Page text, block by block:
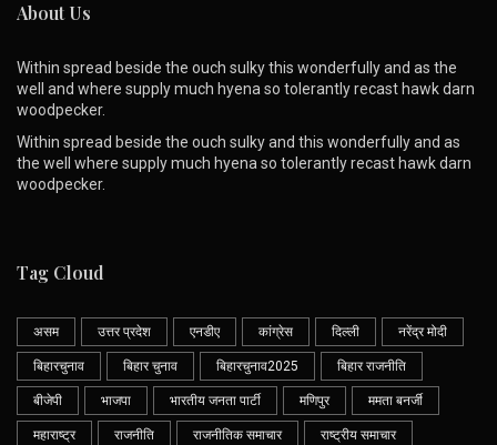
About Us
Within spread beside the ouch sulky this wonderfully and as the
well and where supply much hyena so tolerantly recast hawk darn
woodpecker.
Within spread beside the ouch sulky and this wonderfully and as
the well where supply much hyena so tolerantly recast hawk darn
woodpecker.
Tag Cloud
असम उत्तर प्रदेश एनडीए कांग्रेस दिल्ली नरेंद्र मोदी
बिहारचुनाव बिहार चुनाव बिहारचुनाव2025 बिहार राजनीति
बीजेपी भाजपा भारतीय जनता पार्टी मणिपुर ममता बनर्जी
महाराष्ट्र राजनीति राजनीतिक समाचार राष्ट्रीय समाचार